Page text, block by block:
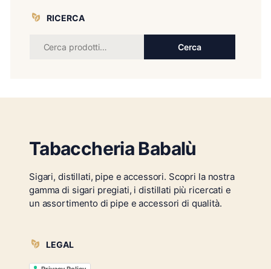
RICERCA
Cerca
Tabaccheria Babalù
Sigari, distillati, pipe e accessori. Scopri la nostra
gamma di sigari pregiati, i distillati più ricercati e
un assortimento di pipe e accessori di qualità.
LEGAL